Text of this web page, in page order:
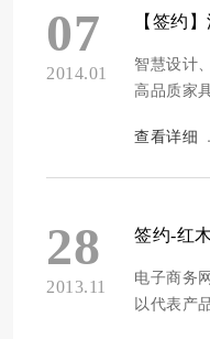
型...
07
2014.01
【签约
智慧设计
高品质家
的设计理
品牌提供
及家具研
主...
查看详细
28
2013.11
签约-红
电子商务
以代表产